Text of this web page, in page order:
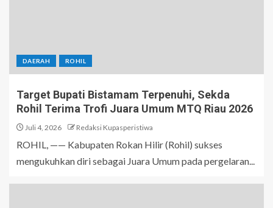
DAERAH ROHIL
Target Bupati Bistamam Terpenuhi, Sekda
Rohil Terima Trofi Juara Umum MTQ Riau 2026
Juli 4, 2026 Redaksi Kupasperistiwa
ROHIL, —— Kabupaten Rokan Hilir (Rohil) sukses
mengukuhkan diri sebagai Juara Umum pada pergelaran...